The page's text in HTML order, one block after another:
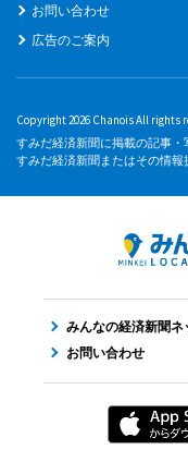
お問い合わせ
広告のご案内
Copyright 2026 Chanois All rights
すみだ経済新聞に掲載の記事
すみだ経済新聞またはその情報
みんなの経済新聞ネ
お問い合わせ